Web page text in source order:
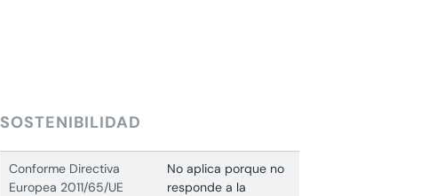
SOSTENIBILIDAD
Conforme Directiva
Europea 2011/65/UE
No aplica porque no
responde a la